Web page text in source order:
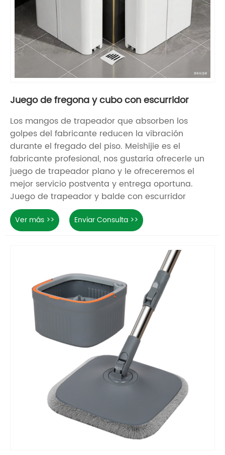
Juego de fregona y cubo con escurridor
Los mangos de trapeador que absorben los
golpes del fabricante reducen la vibración
durante el fregado del piso. Meishijie es el
fabricante profesional, nos gustaría ofrecerle un
juego de trapeador plano y le ofreceremos el
mejor servicio postventa y entrega oportuna.
Juego de trapeador y balde con escurridor
Ver más >> Enviar Consulta >>